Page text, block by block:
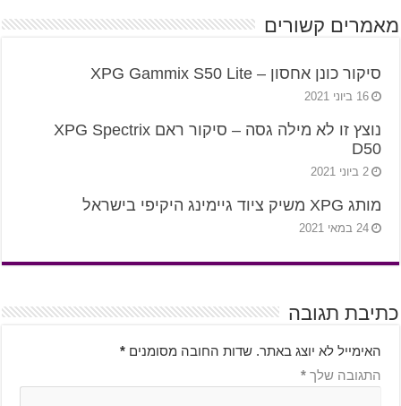
מאמרים קשורים
סיקור כונן אחסון – XPG Gammix S50 Lite
16 ביוני 2021
נוצץ זו לא מילה גסה – סיקור ראם XPG Spectrix
D50
2 ביוני 2021
מותג XPG משיק ציוד גיימינג היקיפי בישראל
24 במאי 2021
כתיבת תגובה
האימייל לא יוצג באתר. שדות החובה מסומנים *
התגובה שלך *